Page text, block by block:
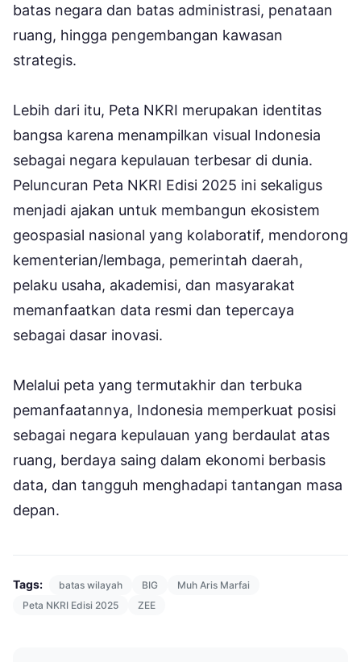
batas negara dan batas administrasi, penataan
ruang, hingga pengembangan kawasan
strategis.
Lebih dari itu, Peta NKRI merupakan identitas
bangsa karena menampilkan visual Indonesia
sebagai negara kepulauan terbesar di dunia.
Peluncuran Peta NKRI Edisi 2025 ini sekaligus
menjadi ajakan untuk membangun ekosistem
geospasial nasional yang kolaboratif, mendorong
kementerian/lembaga, pemerintah daerah,
pelaku usaha, akademisi, dan masyarakat
memanfaatkan data resmi dan tepercaya
sebagai dasar inovasi.
Melalui peta yang termutakhir dan terbuka
pemanfaatannya, Indonesia memperkuat posisi
sebagai negara kepulauan yang berdaulat atas
ruang, berdaya saing dalam ekonomi berbasis
data, dan tangguh menghadapi tantangan masa
depan.
Tags: batas wilayah BIG
Muh Aris Marfai
Peta NKRI Edisi 2025
ZEE